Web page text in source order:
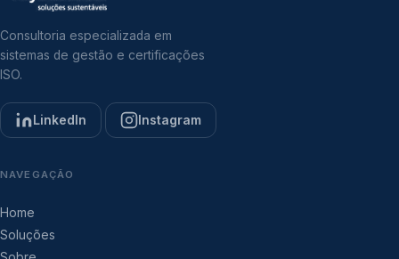
Consultoria especializada em
sistemas de gestão e certificações
ISO.
LinkedIn Instagram
NAVEGAÇÃO
Home
Soluções